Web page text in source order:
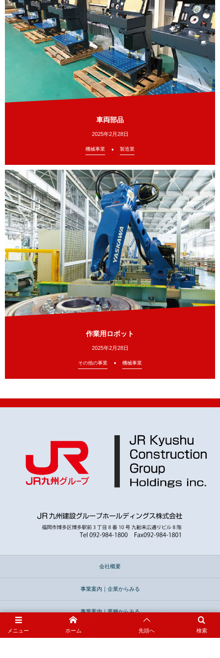
車両部品
2025年2月28日
機械事業 製造業
作業用ロボット
2025年2月28日
その他の事業 機械事業
メニュー 検索
ホーム 先頭へ
会社概要
事業案内｜企業からみる
事業案内｜業種からみる